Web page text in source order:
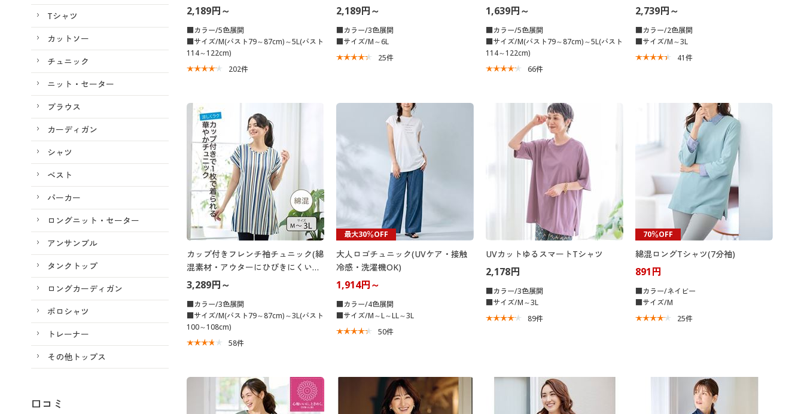
2,189円～
■カラー/5色展開
■サイズ/M(バスト79～87cm)～5L(バスト
114～122cm)
202件
2,189円～
■カラー/3色展開
■サイズ/M～6L
25件
1,639円～
■カラー/5色展開
■サイズ/M(バスト79～87cm)～5L(バスト
114～122cm)
66件
乾)
2,739円～
■カラー/2色展開
■サイズ/M～3L
41件
カップ付きフレンチ袖チュニック(綿
混素材・アウターにひびきにくいモ
ールドカップ)
3,289円～
■カラー/3色展開
■サイズ/M(バスト79～87cm)～3L(バスト
100～108cm)
58件
最大30％OFF
大人ロゴチュニック(UVケア・接触
冷感・洗濯機OK)
1,914円～
■カラー/4色展開
■サイズ/M～L～LL～3L
50件
UVカットゆるスマートTシャツ
2,178円
■カラー/3色展開
■サイズ/M～3L
89件
70％OFF
綿混ロングTシャツ(7分袖)
891円
■カラー/ネイビー
■サイズ/M
25件
Tシャツ
カットソー
チュニック
ニット・セーター
ブラウス
カーディガン
シャツ
ベスト
パーカー
ロングニット・セーター
アンサンブル
タンクトップ
ロングカーディガン
ポロシャツ
トレーナー
その他トップス
口コミ